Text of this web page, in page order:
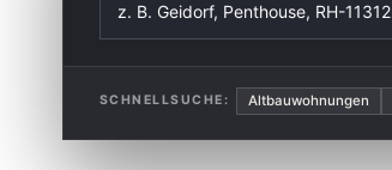
SCHNELLSUCHE: Altbauwohnungen